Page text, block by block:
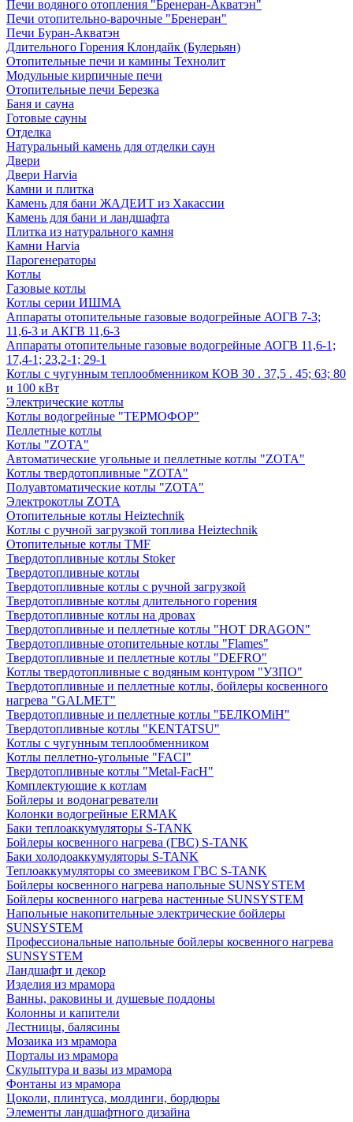
Печи водяного отопления "Бренеран-Акватэн"
Печи отопительно-варочные "Бренеран"
Печи Буран-Акватэн
Длительного Горения Клондайк (Булерьян)
Отопительные печи и камины Технолит
Модульные кирпичные печи
Отопительные печи Березка
Баня и сауна
Готовые сауны
Отделка
Натуральный камень для отделки саун
Двери
Двери Harvia
Камни и плитка
Камень для бани ЖАДЕИТ из Хакассии
Камень для бани и ландшафта
Плитка из натурального камня
Камни Harvia
Парогенераторы
Котлы
Газовые котлы
Котлы серии ИШМА
Аппараты отопительные газовые водогрейные АОГВ 7-3;
11,6-3 и АКГВ 11,6-3
Аппараты отопительные газовые водогрейные АОГВ 11,6-1;
17,4-1; 23,2-1; 29-1
Котлы с чугунным теплообменником КОВ 30 . 37,5 . 45; 63; 80
и 100 кВт
Электрические котлы
Котлы водогрейные "ТЕРМОФОР"
Пеллетные котлы
Котлы "ZOTA"
Автоматические угольные и пеллетные котлы "ZOTA"
Котлы твердотопливные "ZOTA"
Полуавтоматические котлы "ZOTA"
Электрокотлы ZOTA
Отопительные котлы Heiztechnik
Котлы с ручной загрузкой топлива Heiztechnik
Отопительные котлы TMF
Твердотопливные котлы Stoker
Твердотопливные котлы
Твердотопливные котлы с ручной загрузкой
Твердотопливные котлы длительного горения
Твердотопливные котлы на дровах
Твердотопливные и пеллетные котлы "HOT DRAGON"
Твердотопливные отопительные котлы "Flames"
Твердотопливные и пеллетные котлы "DEFRO"
Котлы твердотопливные с водяным контуром "УЗПО"
Твердотопливные и пеллетные котлы, бойлеры косвенного
нагрева "GALMET"
Твердотопливные и пеллетные котлы "БЕЛКОМiН"
Твердотопливные котлы "KENTATSU"
Котлы с чугунным теплообменником
Котлы пеллетно-угольные "FACI"
Твердотопливные котлы "Metal-FacH"
Комплектующие к котлам
Бойлеры и водонагреватели
Колонки водогрейные ERMAK
Баки теплоаккумуляторы S-TANK
Бойлеры косвенного нагрева (ГВС) S-TANK
Баки холодоаккумуляторы S-TANK
Теплоаккумуляторы со змеевиком ГВС S-TANK
Бойлеры косвенного нагрева напольные SUNSYSTEM
Бойлеры косвенного нагрева настенные SUNSYSTEM
Напольные накопительные электрические бойлеры
SUNSYSTEM
Профессиональные напольные бойлеры косвенного нагрева
SUNSYSTEM
Ландшафт и декор
Изделия из мрамора
Ванны, раковины и душевые поддоны
Колонны и капители
Лестницы, балясины
Мозаика из мрамора
Порталы из мрамора
Скульптура и вазы из мрамора
Фонтаны из мрамора
Цоколи, плинтуса, молдинги, бордюры
Элементы ландшафтного дизайна